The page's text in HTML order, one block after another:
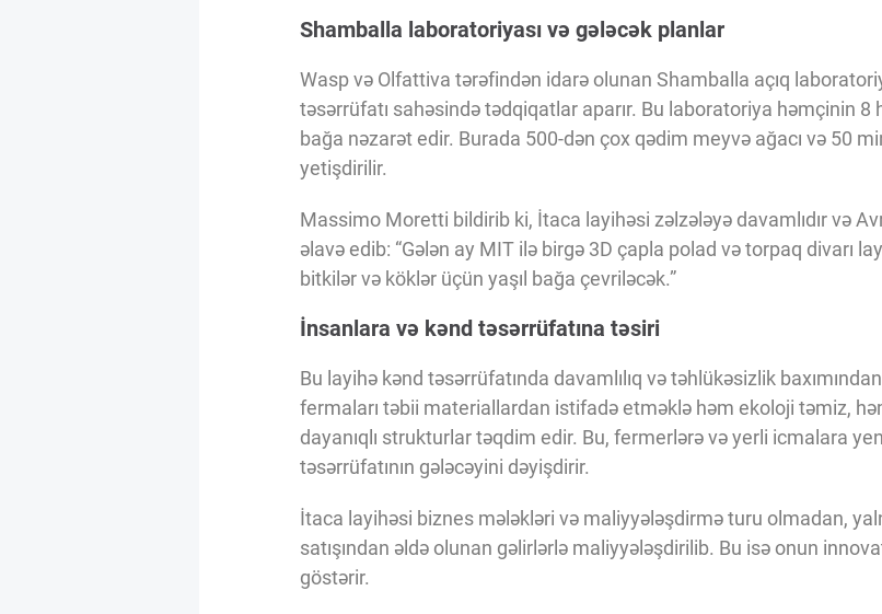
Shamballa laboratoriyası və gələcək planlar
Wasp və Olfattiva tərəfindən idarə olunan Shamballa açıq
təsərrüfatı sahəsində tədqiqatlar aparır. Bu laboratoriya həmçinin
bağa nəzarət edir. Burada 500-dən çox qədim meyvə ağacı və 50
yetişdirilir.
Massimo Moretti bildirib ki, İtaca layihəsi zəlzələyə davamlıdır və
əlavə edib: “Gələn ay MIT ilə birgə 3D çapla polad və torpaq divarı
bitkilər və köklər üçün yaşıl bağa çevriləcək.”
İnsanlara və kənd təsərrüfatına təsiri
Bu layihə kənd təsərrüfatında davamlılıq və təhlükəsizlik
fermaları təbii materiallardan istifadə etməklə həm ekoloji təmiz,
dayanıqlı strukturlar təqdim edir. Bu, fermerlərə və yerli icmalara
təsərrüfatının gələcəyini dəyişdirir.
İtaca layihəsi biznes mələkləri və maliyyələşdirmə turu olmadan,
satışından əldə olunan gəlirlərlə maliyyələşdirilib. Bu isə onun
göstərir.